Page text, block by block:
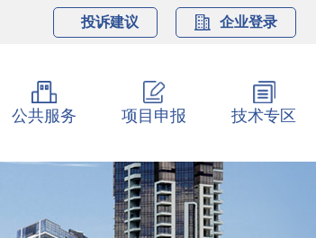
投诉建议 企业登录
公共服务 项目申报 技术专区